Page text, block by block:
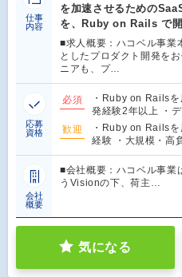
仕事
内容
を加速させるための
を、Ruby on Rails で
■求人概要：ハコベル事業
としたプロダクト開発を
ニアも、プ…
応募
資格
必須
・Ruby on Rails
発経験2年以上 ・
歓迎
・Ruby on Rails
経験 ・大規模・高
会社
概要
■会社概要：ハコベル事業
うVisionの下、荷主…
気になる